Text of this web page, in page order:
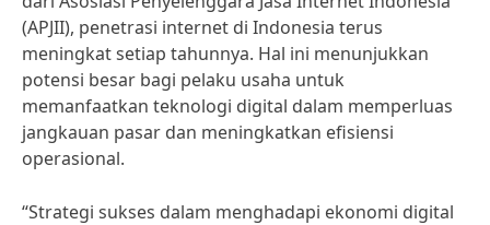
(APJII), penetrasi internet di Indonesia terus
meningkat setiap tahunnya. Hal ini menunjukkan
potensi besar bagi pelaku usaha untuk
memanfaatkan teknologi digital dalam memperluas
jangkauan pasar dan meningkatkan efisiensi
operasional.
“Strategi sukses dalam menghadapi ekonomi digital